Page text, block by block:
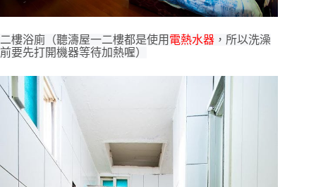
二樓浴廁（聽濤屋一二樓都是使用 電熱水器 ，所以洗澡
前要先打開機器等待加熱喔）